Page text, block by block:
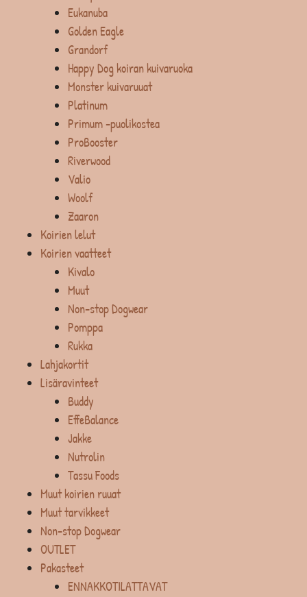
Eukanuba
Golden Eagle
Grandorf
Happy Dog koiran kuivaruoka
Monster kuivaruuat
Platinum
Primum -puolikostea
ProBooster
Riverwood
Valio
Woolf
Zaaron
Koirien lelut
Koirien vaatteet
Kivalo
Muut
Non-stop Dogwear
Pomppa
Rukka
Lahjakortit
Lisäravinteet
Buddy
EffeBalance
Jakke
Nutrolin
Tassu Foods
Muut koirien ruuat
Muut tarvikkeet
Non-stop Dogwear
OUTLET
Pakasteet
ENNAKKOTILATTAVAT